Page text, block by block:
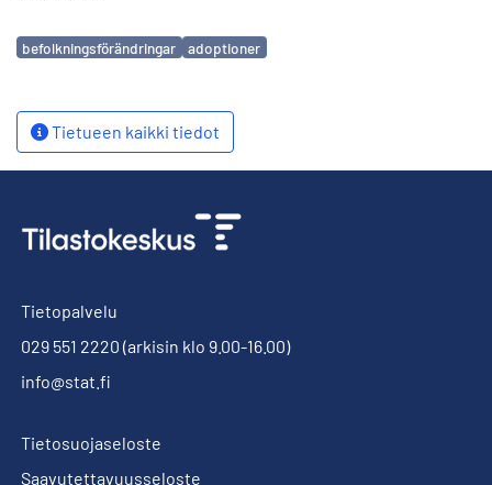
Avainsanat
befolkningsförändringar adoptioner
Tietueen kaikki tiedot
Tietopalvelu
029 551 2220 (arkisin klo 9.00-16.00)
info@stat.fi
Tietosuojaseloste
Saavutettavuusseloste